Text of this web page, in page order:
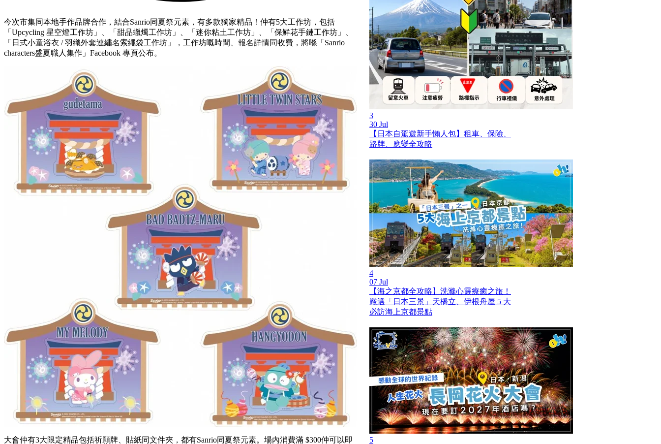
今次市集同本地手作品牌合作，結合Sanrio同夏祭元素，有多款獨家精品！仲有5大工作坊，包括
「Upcycling 星空燈工作坊」、「甜品蠟燭工作坊」、「迷你粘土工作坊」、「保鮮花手鏈工作坊」、
「日式小童浴衣 / 羽織外套連繡名索繩袋工作坊」，工作坊嘅時間、報名詳情同收費，將喺「Sanrio
characters盛夏職人集作」Facebook 專頁公布。
大會仲有3大限定精品包括祈願牌、貼紙同文件夾，都有Sanrio同夏祭元素。場內消費滿 $300仲可以即
3
30 Jul
【日本自駕遊新手懶人包】租車、保險、
路牌、應變全攻略
4
07 Jul
【海之京都全攻略】洗滌心靈療癒之旅！
嚴選「日本三景」天橋立、伊根舟屋 5 大
必訪海上京都景點
5